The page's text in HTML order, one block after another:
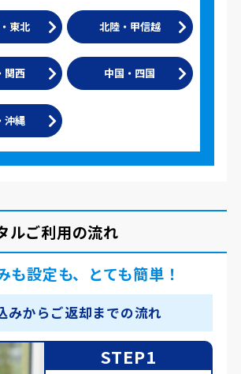
東北 北陸・甲信越
関西 中国・四国
沖縄
ルご利用の流れ
も設定も、とても簡単！
みからご返却までの流れ
STEP1